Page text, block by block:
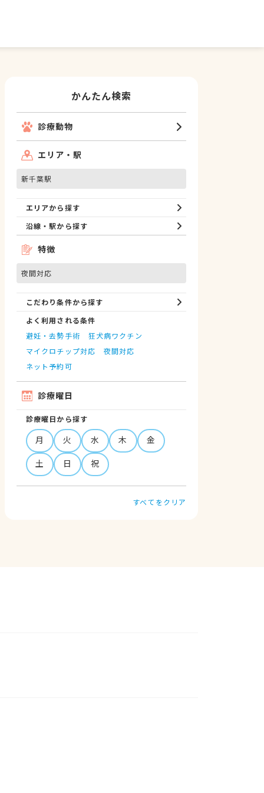
かんたん検索
診療動物
エリア・駅
新千葉駅
エリアから探す
沿線・駅から探す
特徴
夜間対応
こだわり条件から探す
よく利用される条件
避妊・去勢手術
狂犬病ワクチン
マイクロチップ対応
夜間対応
ネット予約可
診療曜日
診療曜日から探す
月 火 水 木
金
土
日 祝
すべてをクリア